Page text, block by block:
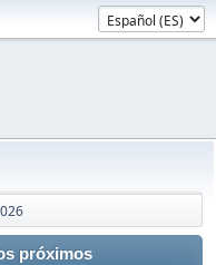
próximos